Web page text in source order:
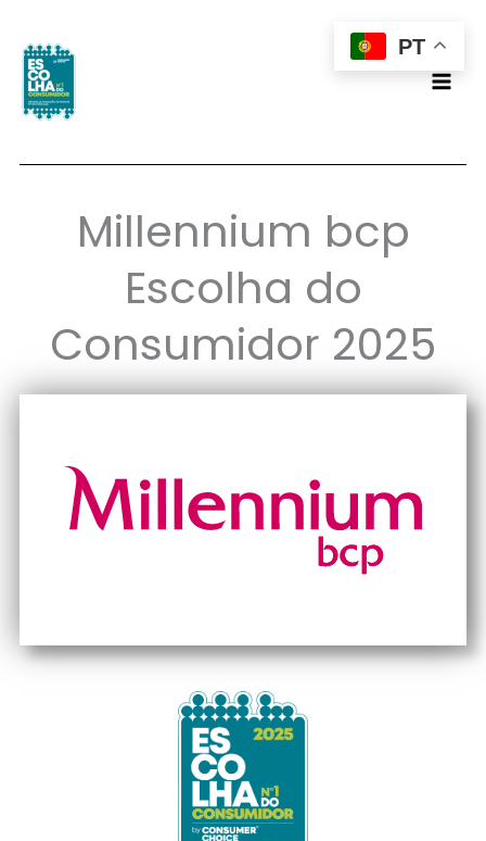
Skip
content
Millennium bcp
Escolha do
Consumidor 2025
PT